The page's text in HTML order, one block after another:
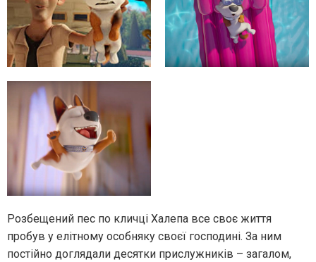
Розбещений пес по кличці Халепа все своє життя
пробув у елітному особняку своєї господині. За ним
постійно доглядали десятки прислужників – загалом,